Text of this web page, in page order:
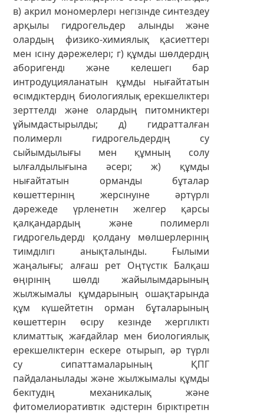
в) акрил мономерлері негізінде синтездеу
арқылы гидрогельдер алынды және
олардың физико-химиялық қасиеттері
мен ісіну дәрежелері; г) құмды шөлдердің
аборигенді және келешегі бар
интродуцияланатын құмды нығайтатын
өсімдіктердің биологиялық ерекшеліктері
зерттелді және олардың питомниктері
ұйымдастырылды; д) гидратталған
полимерлі гидрогельдердің су
сыйымдылығы мен құмның солу
ылғалдылығына әсері; ж) құмды
нығайтатын орманды бұталар
көшеттерінің жерсінуіне әртүрлі
дәрежеде үрленетін желгер қарсы
қалқандардың және полимерлі
гидрогельдерді қолдану мөлшерлерінің
тиімділігі анықталынды. Ғылыми
жаңалығы; алғаш рет Оңтүстік Балқаш
өңірінің шөлді жайылымдарының
жылжымалы құмдарының ошақтарында
құм күшейтетін орман бұталарының
көшеттерін өсіру кезінде жергілікті
климаттық жағдайлар мен биологиялық
ерекшеліктерін ескере отырып, әр түрлі
су сипаттамаларының ҚПГ
пайдаланылады және жылжымалы құмды
бекітудің механикалық және
фитомелиоративтік әдістерін біріктіретін